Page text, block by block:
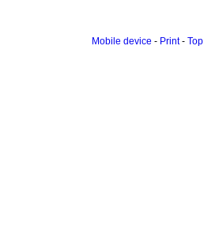
Mobile device - Print- Top